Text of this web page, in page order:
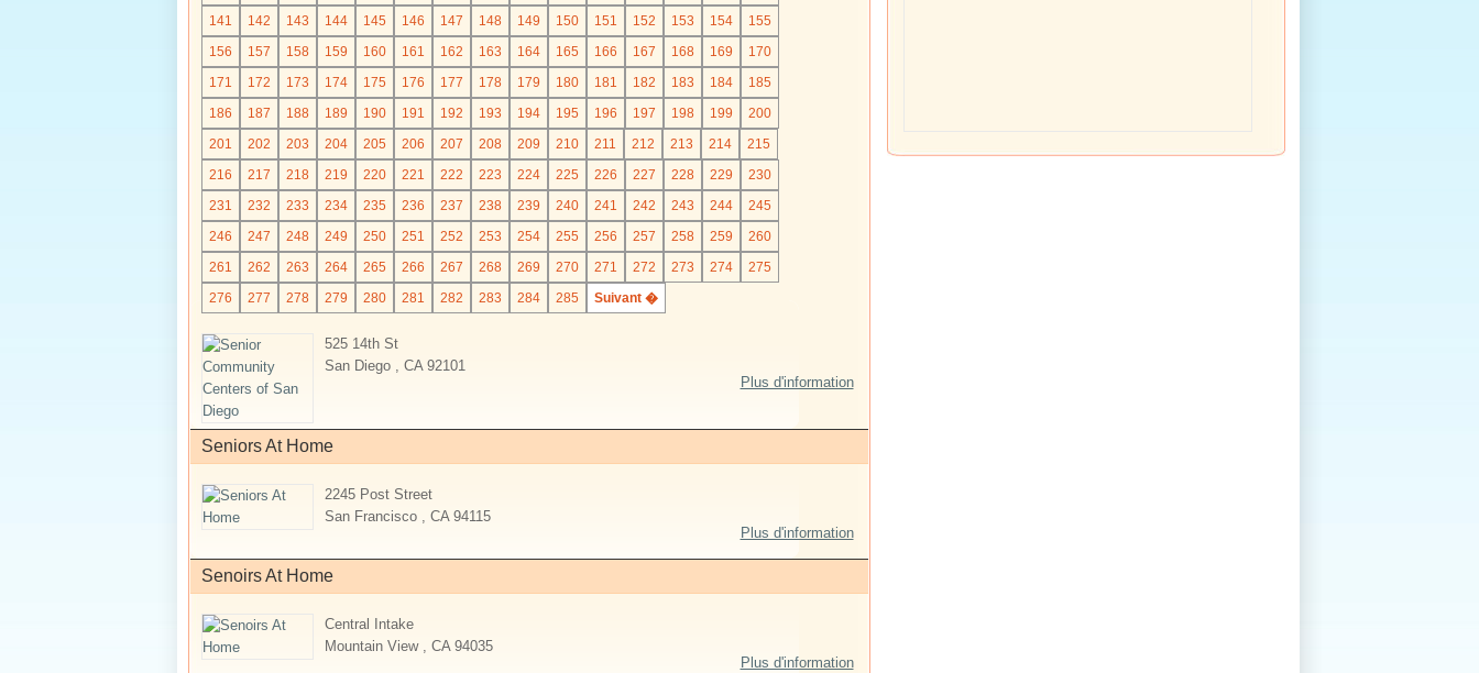
141
142 143 144 145 146 147 148 149 150 151 152 153 154
155
156
157 158 159 160 161 162 163 164 165 166 167 168 169
170
171
172 173 174 175 176 177 178 179 180 181 182 183 184
185
186
187 188 189 190 191 192 193 194 195 196 197 198 199
200
201
202 203 204 205 206 207 208 209 210 211 212 213 214
215
216
217 218 219 220 221 222 223 224 225 226 227 228 229
230
231
232 233 234 235 236 237 238 239 240 241 242 243 244
245
246
247 248 249 250 251 252 253 254 255 256 257 258 259
260
261
262 263 264 265 266 267 268 269 270 271 272 273 274
275
276
277 278 279 280 281 282 283 284 285 Suivant �
525 14th St
San Diego , CA 92101
Plus d'information
Seniors At Home
2245 Post Street
San Francisco , CA 94115
Plus d'information
Senoirs At Home
Central Intake
Mountain View , CA 94035
Plus d'information